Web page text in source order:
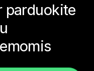
parduokite